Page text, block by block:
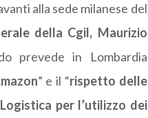
alla sede milanese del
della Cgil, Maurizio
prevede in Lombardia
” e il “rispetto delle
per l’utilizzo dei